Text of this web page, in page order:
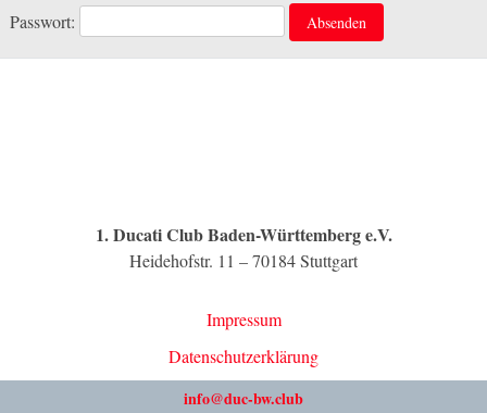
Passwort:
1. Ducati Club Baden-Württemberg e.V.
Heidehofstr. 11 – 70184 Stuttgart
Impressum
Datenschutzerklärung
info@duc-bw.club